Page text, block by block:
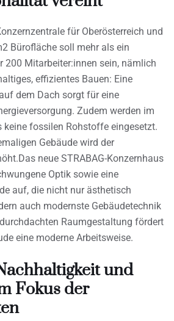
für Oberösterreich und
Bürofläche soll mehr als ein
200 Mitarbeiter:innen sein, nämlich
effizientes Bauen: Eine
dem Dach sorgt für eine
Zudem werden im
keine fossilen Rohstoffe eingesetzt.
Gebäude wird der
neue STRABAG-Konzernhaus
Optik sowie eine
auf, die nicht nur ästhetisch
auch modernste Gebäudetechnik
Raumgestaltung fördert
eine moderne Arbeitsweise.
und
Fokus der